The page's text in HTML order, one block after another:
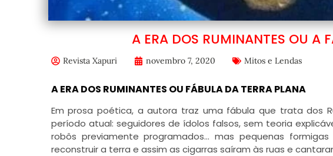
A ERA DOS RUMINANTES OU A
Revista Xapuri novembro 7, 2020 Mitos e Lendas
A ERA DOS RUMINANTES OU FÁBULA DA TERRA PLANA
Em prosa poética, a autora traz uma fábula que trata dos
período atual: seguidores de ídolos falsos, sem teoria
robôs previamente programados… mas pequenas
reconstruir a terra e assim as cigarras saíram às ruas e